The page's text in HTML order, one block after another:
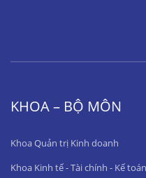
KHOA – BỘ MÔN
Khoa Quản trị Kinh doanh
Khoa Kinh tế - Tài chính - Kế toán